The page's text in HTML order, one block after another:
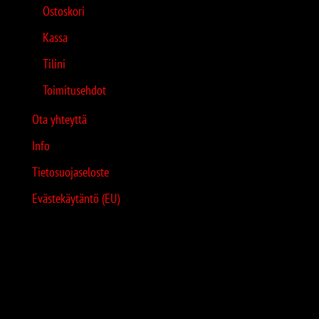
Ostoskori
Kassa
Tilini
Toimitusehdot
Ota yhteyttä
Info
Tietosuojaseloste
Evästekäytäntö (EU)